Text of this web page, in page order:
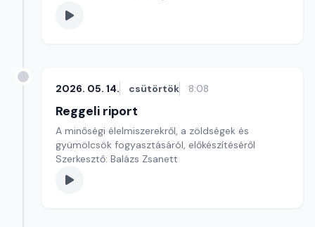
2026. 05. 14. csütörtök 8:08
Reggeli riport
A minőségi élelmiszerekről, a zöldségek és
gyümölcsök fogyasztásáról, előkészítéséről
Szerkesztő: Balázs Zsanett